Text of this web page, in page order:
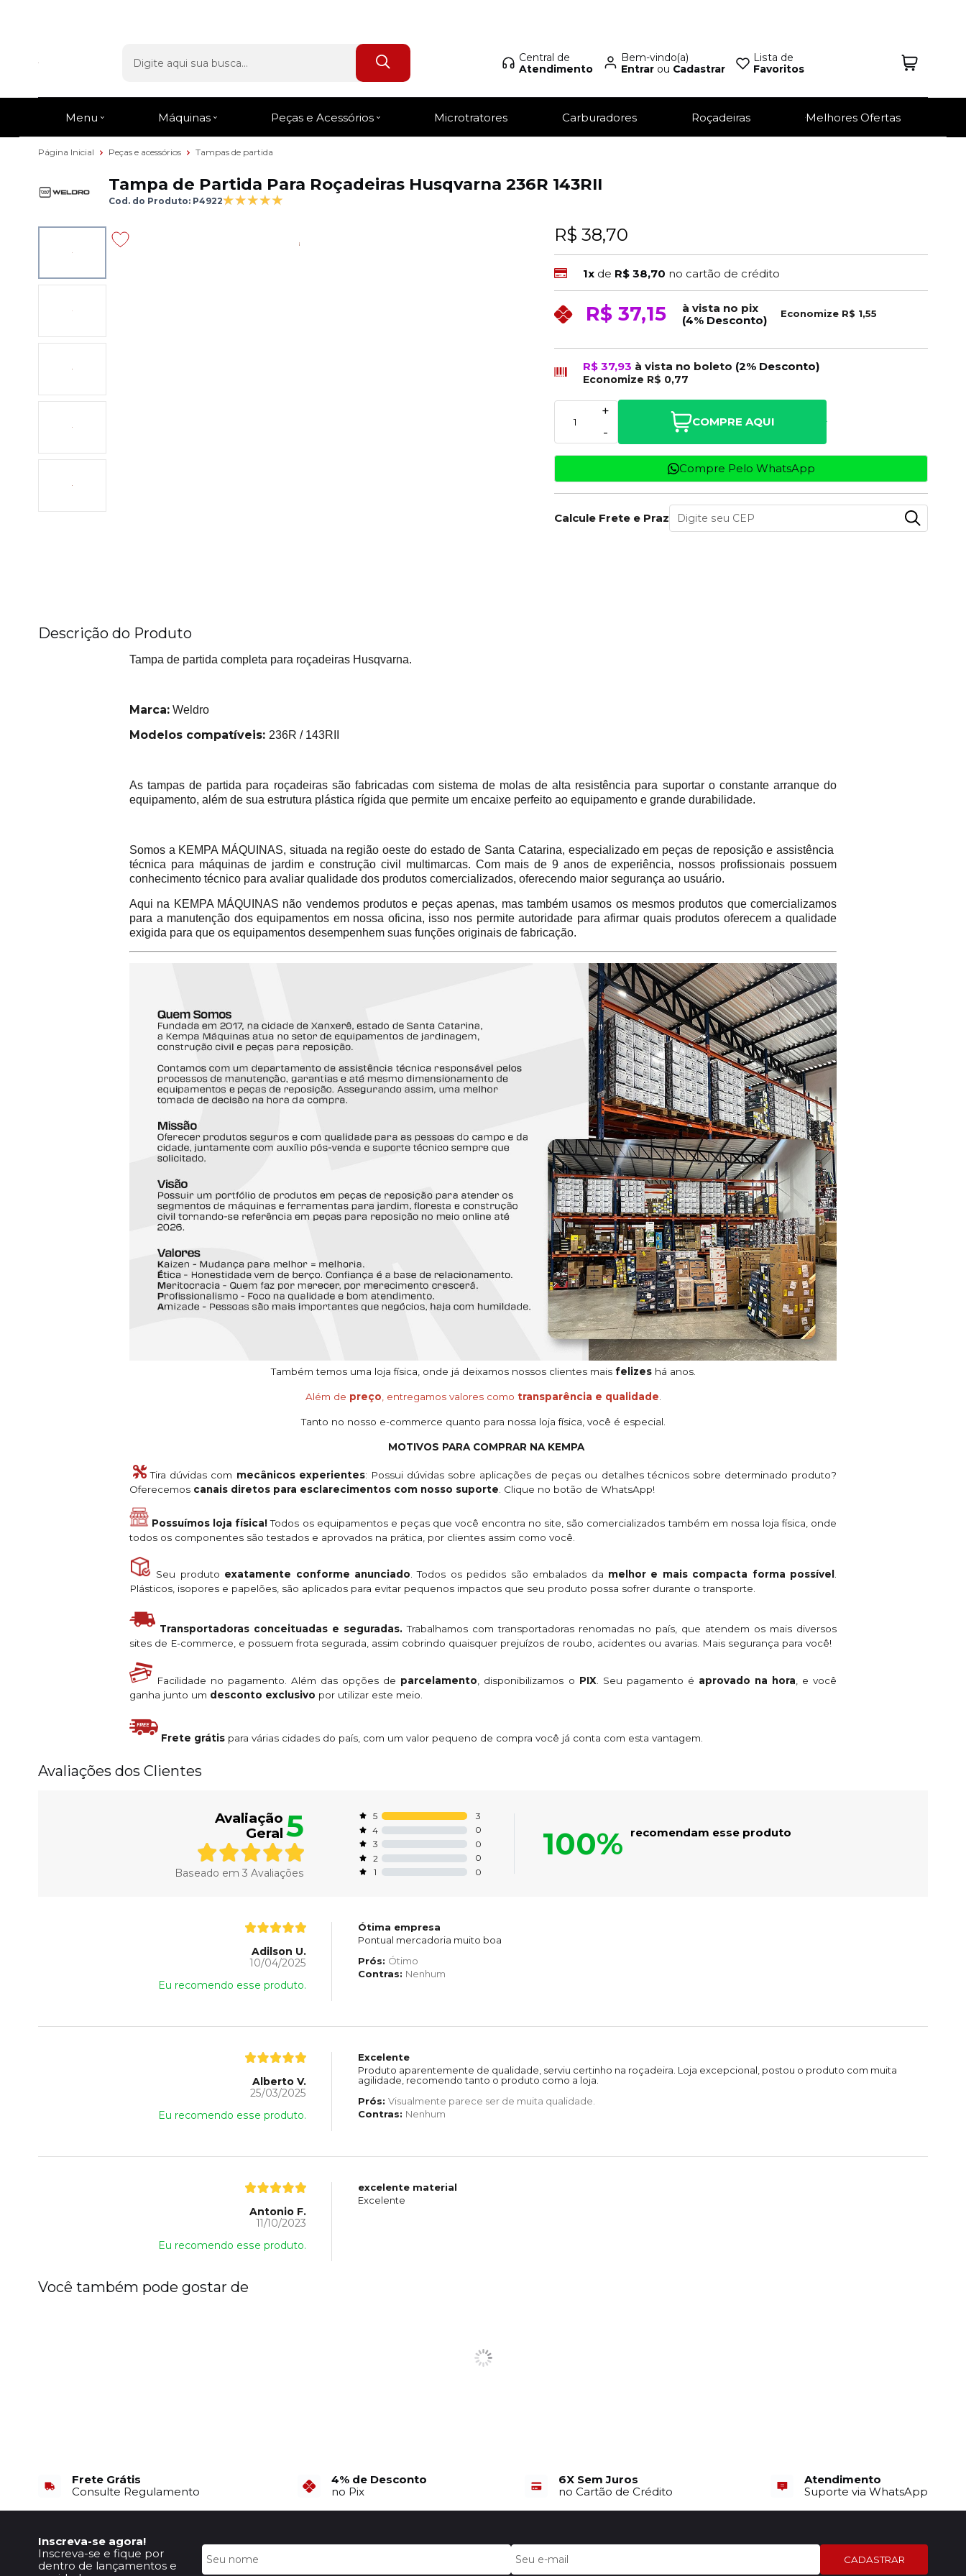
Central de
Atendimento
Bem-vindo(a)
Entrarou Cadastrar
Lista de
Favoritos
Menu Máquinas Peças e Acessórios Microtratores Carburadores Roçadeiras Melhores Ofertas
Página Inicial Peças e acessórios Tampas de partida
Tampa de Partida Para Roçadeiras Husqvarna 236R 143RII
Cod. do Produto: P4922
R$ 38,70
1x de R$ 38,70 no cartão de crédito
R$ 37,15
à vista no pix
(4% Desconto)
Economize R$ 1,55
R$ 37,93 à vista no boleto (2% Desconto)
Economize R$ 0,77
-
+
COMPRE AQUI
Compre Pelo WhatsApp
Calcule Frete e Prazo
Descrição do Produto
Tampa de partida completa para roçadeiras Husqvarna.
Marca: Weldro
Modelos compatíveis: 236R / 143RII
As tampas de partida para roçadeiras são fabricadas com sistema de molas de alta resistência para suportar o constante arranque do
equipamento, além de sua estrutura plástica rígida que permite um encaixe perfeito ao equipamento e grande durabilidade.
Somos a KEMPA MÁQUINAS, situada na região oeste do estado de Santa Catarina, especializado em peças de reposição e assistência
técnica para máquinas de jardim e construção civil multimarcas. Com mais de 9 anos de experiência, nossos profissionais possuem
conhecimento técnico para avaliar qualidade dos produtos comercializados, oferecendo maior segurança ao usuário.
Aqui na KEMPA MÁQUINAS não vendemos produtos e peças apenas, mas também usamos os mesmos produtos que comercializamos
para a manutenção dos equipamentos em nossa oficina, isso nos permite autoridade para afirmar quais produtos oferecem a qualidade
exigida para que os equipamentos desempenhem suas funções originais de fabricação.
Também temos uma loja física, onde já deixamos nossos clientes mais felizeshá anos.
Além de preço, entregamos valores como transparência e qualidade.
Tanto no nosso e-commerce quanto para nossa loja física, você é especial.
MOTIVOS PARA COMPRAR NA KEMPA
Tira dúvidas com mecânicos experientes: Possui dúvidas sobre aplicações de peças ou detalhes técnicos sobre determinado produto?
Oferecemos canais diretos para esclarecimentos com nosso suporte. Clique no botão de WhatsApp!
Possuímos loja física!Todos os equipamentos e peças que você encontra no site, são comercializados também em nossa loja física, onde
todos os componentes são testados e aprovados na prática, por clientes assim como você.
Seu produto exatamente conforme anunciado. Todos os pedidos são embalados da melhor e mais compacta forma possível .
Plásticos, isopores e papelões, são aplicados para evitar pequenos impactos que seu produto possa sofrer durante o transporte.
Transportadoras conceituadas e seguradas. Trabalhamos com transportadoras renomadas no país, que atendem os mais diversos
sites de E-commerce, e possuem frota segurada, assim cobrindo quaisquer prejuízos de roubo, acidentes ou avarias. Mais segurança para você!
Facilidade no pagamento. Além das opções de parcelamento, disponibilizamos o PIX. Seu pagamento é aprovado na hora, e você
ganha junto um desconto exclusivo por utilizar este meio.
Frete grátis para várias cidades do país, com um valor pequeno de compra você já conta com esta vantagem.
Avaliações dos Clientes
Avaliação
Geral 5
Baseado em 3 Avaliações
5
3
4
0
3
0
2
0
1
0
100% recomendam esse produto
Adilson U.
10/04/2025
Eu recomendo esse produto.
Ótima empresa
Pontual mercadoria muito boa
Prós: Ótimo
Contras: Nenhum
Alberto V.
25/03/2025
Eu recomendo esse produto.
Excelente
Produto aparentemente de qualidade, serviu certinho na roçadeira. Loja excepcional, postou o produto com muita
agilidade, recomendo tanto o produto como a loja.
Prós: Visualmente parece ser de muita qualidade.
Contras: Nenhum
Antonio F.
11/10/2023
Eu recomendo esse produto.
excelente material
Excelente
Você também pode gostar de
Frete Grátis
Consulte Regulamento
4% de Desconto
no Pix
6X Sem Juros
no Cartão de Crédito
Atendimento
Suporte via WhatsApp
Inscreva-se agora!
Inscreva-se e fique por
dentro de lançamentos e
CADASTRAR